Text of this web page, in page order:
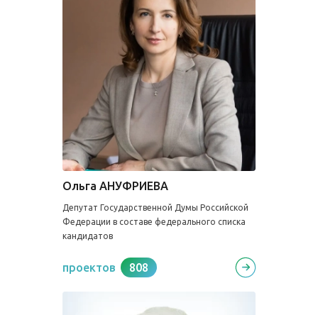
Ольга АНУФРИЕВА
Депутат Государственной Думы Российской
Федерации в составе федерального списка
кандидатов
проектов 808